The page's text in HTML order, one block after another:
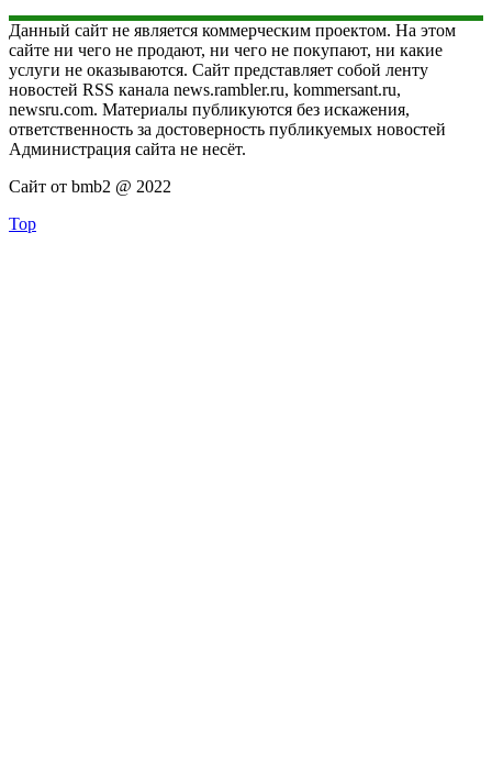
Данный сайт не является коммерческим проектом. На этом
сайте ни чего не продают, ни чего не покупают, ни какие
услуги не оказываются. Сайт представляет собой ленту
новостей RSS канала news.rambler.ru, kommersant.ru,
newsru.com. Материалы публикуются без искажения,
ответственность за достоверность публикуемых новостей
Администрация сайта не несёт.
Сайт от bmb2 @ 2022
Top